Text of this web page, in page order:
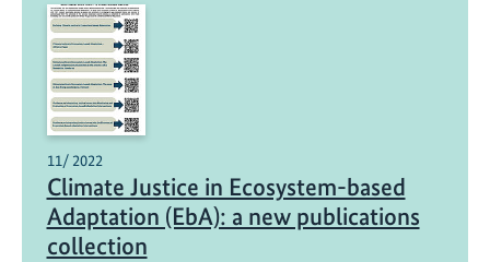
11/ 2022
Climate Justice in Ecosystem-based
Adaptation (EbA): a new publications
collection